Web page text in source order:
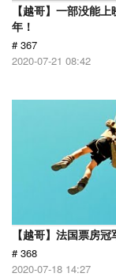
【越哥】一部没能
年！
# 367
2020-07-21 08:42
【越哥】法国票房
# 368
2020-07-18 14:27